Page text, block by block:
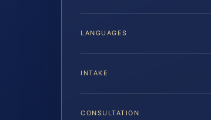
LANGUAGES
INTAKE
CONSULTATION